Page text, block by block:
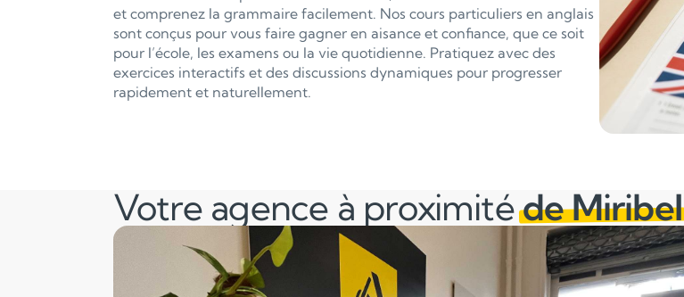
et comprenez la grammaire facilement. Nos cours particuliers en anglais
sont conçus pour vous faire gagner en aisance et confiance, que ce soit
pour l’école, les examens ou la vie quotidienne. Pratiquez avec des
exercices interactifs et des discussions dynamiques pour progresser
rapidement et naturellement.
Votre agence à proximitéde Miribel